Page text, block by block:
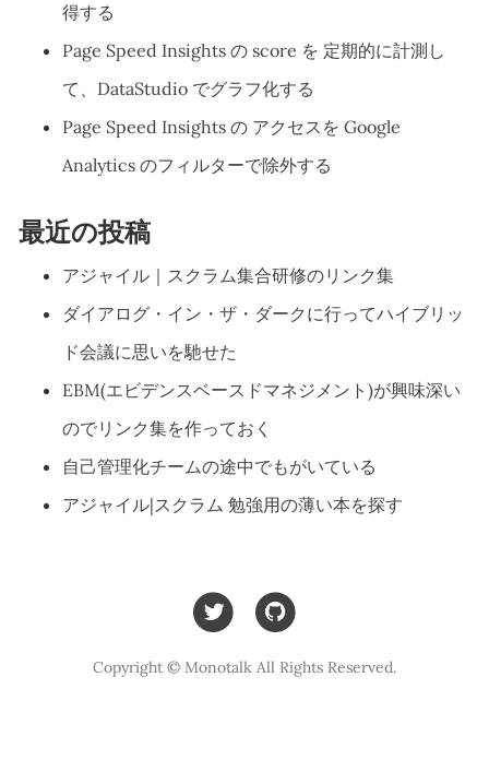
得する
Page Speed Insights の score を 定期的に計測し
て、DataStudio でグラフ化する
Page Speed Insights の アクセスを Google
Analytics のフィルターで除外する
最近の投稿
アジャイル｜スクラム集合研修のリンク集
ダイアログ・イン・ザ・ダークに行ってハイブリッ
ド会議に思いを馳せた
EBM(エビデンスベースドマネジメント)が興味深い
のでリンク集を作っておく
自己管理化チームの途中でもがいている
アジャイル|スクラム 勉強用の薄い本を探す
Copyright © Monotalk All Rights Reserved.